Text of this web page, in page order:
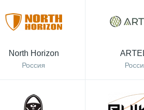
North Horizon
Россия